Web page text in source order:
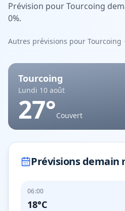
Prévision pour Tourcoing
0%.
Autres prévisions pour Tourcoing ·
Tourcoing
Lundi 10 août
27°Couvert
Prévisions demain
06:00
18°C